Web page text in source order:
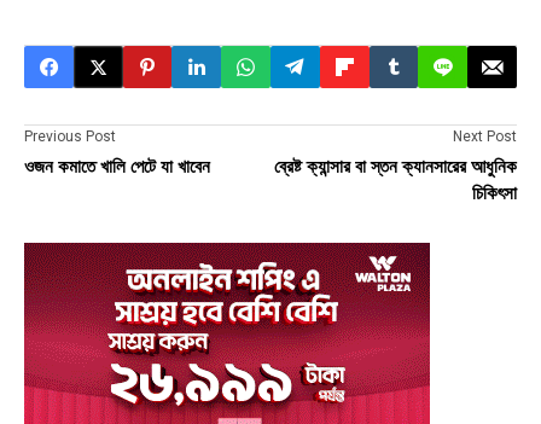
Previous Post
ওজন কমাতে খালি পেটে যা খাবেন
Next Post
ব্রেষ্ট ক্যান্সার বা স্তন ক্যানসারের আধুনিক
চিকিৎসা